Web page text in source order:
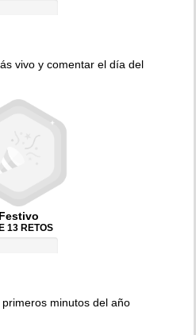
vivo y comentar el día del
Festivo
13 RETOS
minutos del año